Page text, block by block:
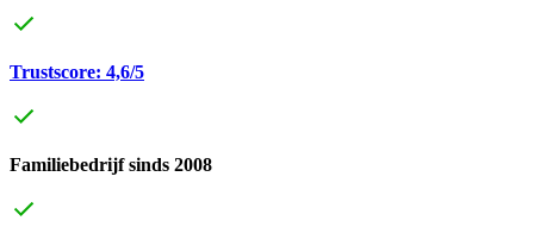
Trustscore: 4,6/5
Familiebedrijf sinds 2008